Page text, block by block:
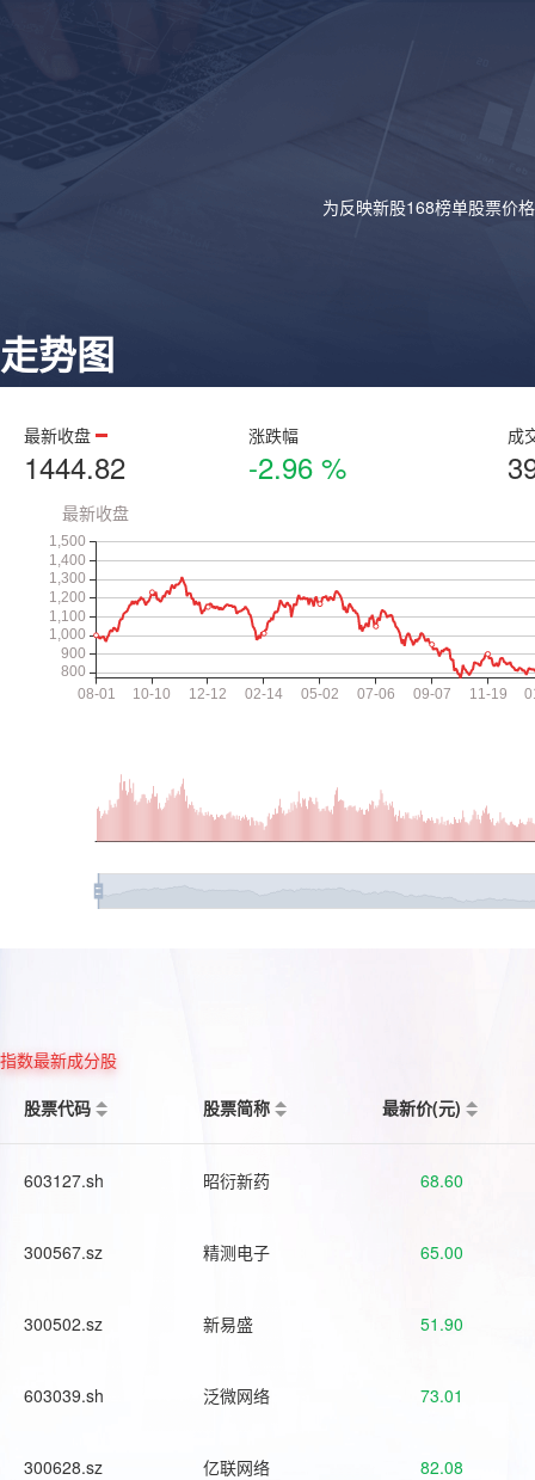
为反映新股168榜单股票价
走势图
最新收盘
1444.82
涨跌幅
-2.96 %
成
指数最新成分股
股票代码
股票简称 最新价(元)
603127.sh 昭衍新药 68.60
300567.sz 精测电子 65.00
300502.sz 新易盛 51.90
603039.sh 泛微网络 73.01
300628.sz 亿联网络 82.08